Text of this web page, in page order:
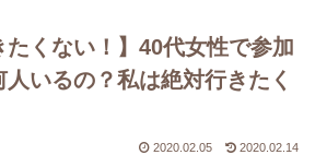
たくない！】40代女性で参加
人いるの？私は絶対行きたく
2020.02.05 2020.02.14